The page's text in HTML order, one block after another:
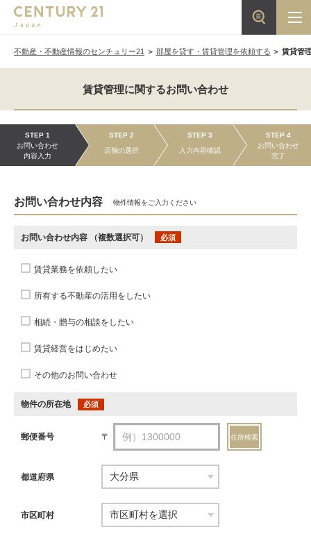
不動産・不動産情報のセンチュリー21 部屋を貸す・賃貸管理を依頼する 賃貸管
賃貸管理に関するお問い合わせ
STEP 1
お問い合わせ
内容入力
STEP 2
店舗の選択
STEP 3
入力内容確認
STEP 4
お問い合わせ
完了
お問い合わせ内容 物件情報をご入力ください
お問い合わせ内容 （複数選択可） 必須
賃貸業務を依頼したい
所有する不動産の活用をしたい
相続・贈与の相談をしたい
賃貸経営をはじめたい
その他のお問い合わせ
物件の所在地 必須
郵便番号 〒 住所検索
都道府県
市区町村